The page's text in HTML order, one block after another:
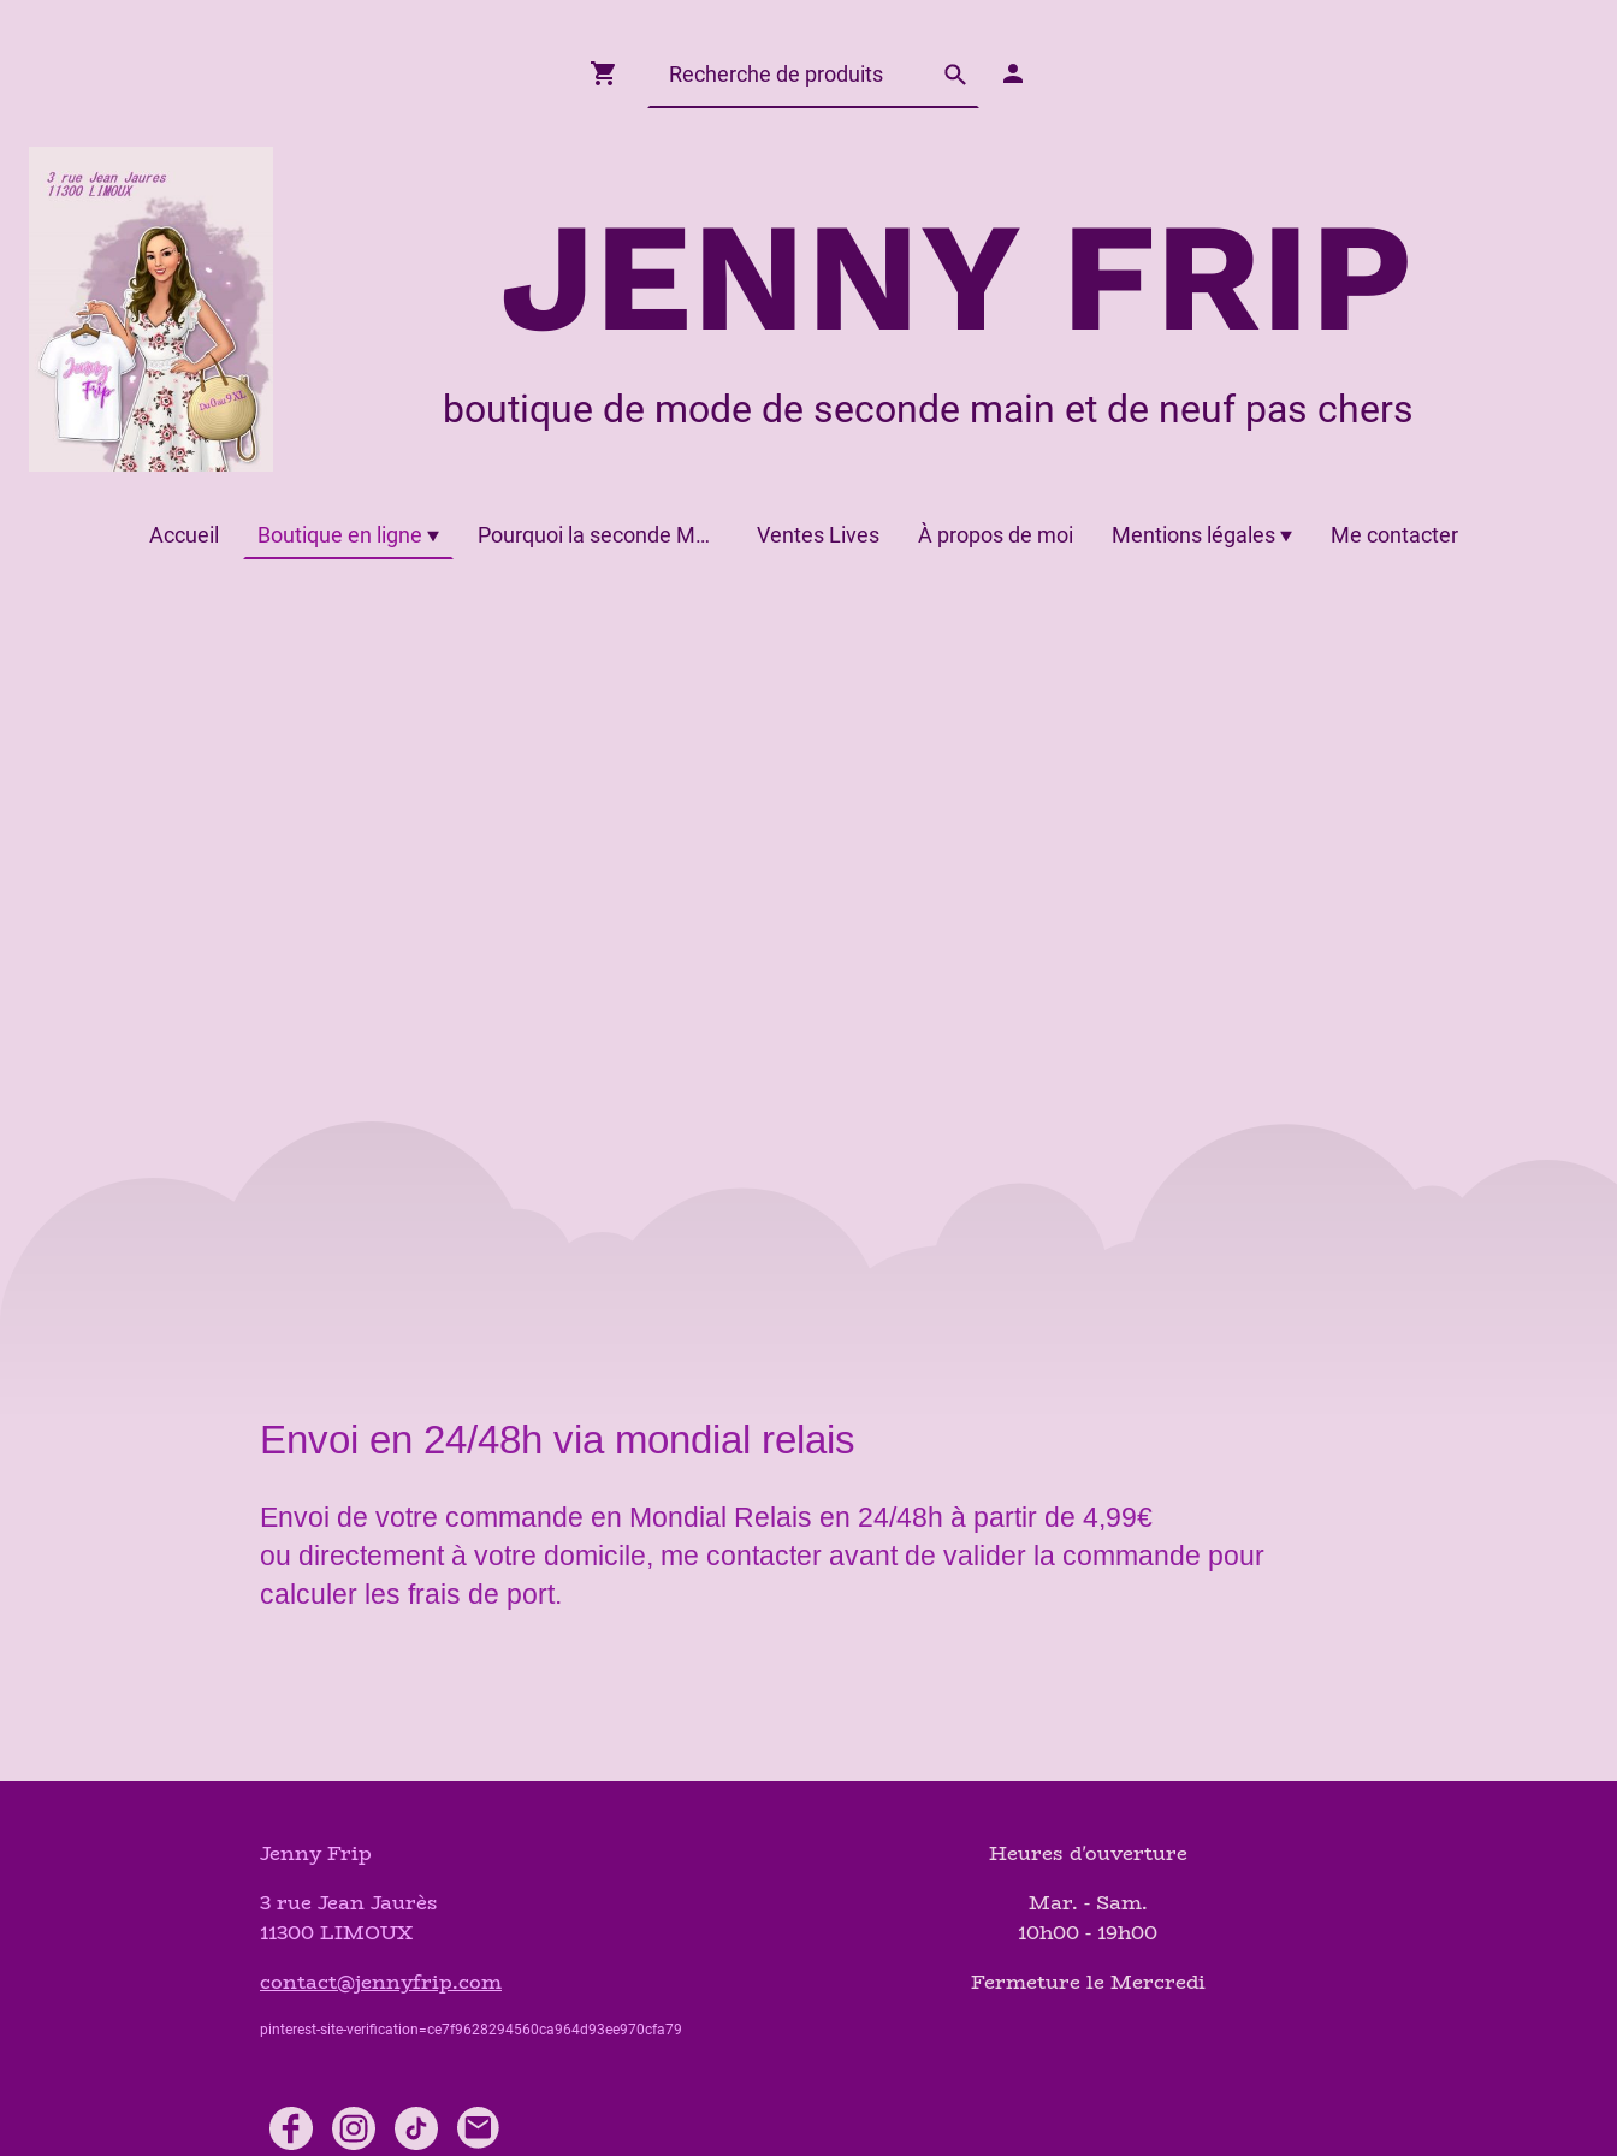
JENNY FRIP
boutique de mode de seconde main et de neuf pas chers
Accueil Boutique en ligne Pourquoi la seconde Main? Ventes Lives À propos de moi Mentions légales Me contacter
Envoi en 24/48h via mondial relais
Envoi de votre commande en Mondial Relais en 24/48h à partir de 4,99€
ou directement à votre domicile, me contacter avant de valider la commande pour
calculer les frais de port.
Jenny Frip
3 rue Jean Jaurès
11300 LIMOUX
contact@jennyfrip.com
pinterest-site-verification=ce7f9628294560ca964d93ee970cfa79
Heures d'ouverture
Mar. - Sam.
10h00 - 19h00
Fermeture le Mercredi